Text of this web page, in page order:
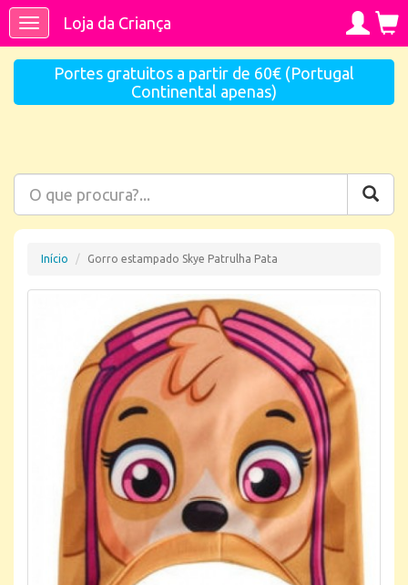
ToggleLoja da Criança
Portes gratuitos a partir de 60€ (Portugal
Continental apenas)
Início Gorro estampado Skye Patrulha Pata